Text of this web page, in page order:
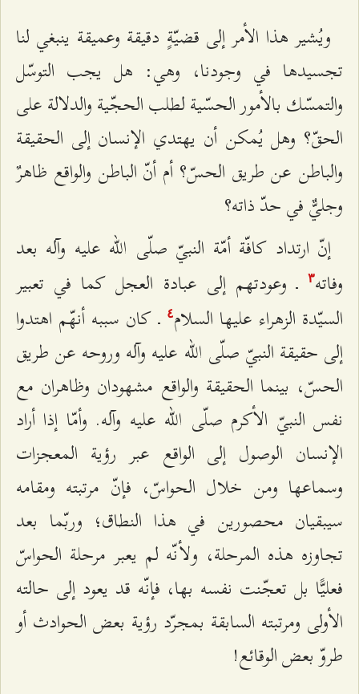
ويُشير هذا الأمر إلى قضيّةٍ دقيقة وعميقة ينبغي لنا
تجسيدها في وجودنا، وهي: هل يجب التوسّل
والتمسّك بالأمور الحسّية لطلب الحجّية والدلالة على
الحقّ؟ وهل يُمكن أن يهتدي الإنسان إلى الحقيقة
والباطن عن طريق الحسّ؟ أم أنّ الباطن والواقع ظاهرٌ
وجليٌّ في حدّ ذاته؟
إنّ ارتداد كافّة أمّة النبيّ صلّى الله عليه وآله بعد
وفاته٣
ـ وعودتهم إلى عبادة العجل كما في تعبير
السيّدة الزهراء عليها السلام٤ ـ كان سببه أنهّم اهتدوا
إلى حقيقة النبيّ صلّى الله عليه وآله وروحه عن طريق
الحسّ، بينما الحقيقة والواقع مشهودان وظاهران مع
نفس النبيّ الأكرم صلّى الله عليه وآله. وأمّا إذا أراد
الإنسان الوصول إلى الواقع عبر رؤية المعجزات
وسماعها ومن خلال الحواسّ، فإنّ مرتبته ومقامه
سيبقيان محصورين في هذا النطاق؛ وربّما بعد
تجاوزه هذه المرحلة، ولأنّه لم يعبر مرحلة الحواسّ
فعليًّا بل تعجّنت نفسه بها، فإنّه قد يعود إلى حالته
الأولى ومرتبته السابقة بمجرّد رؤية بعض الحوادث أو
طروّ بعض الوقائع!